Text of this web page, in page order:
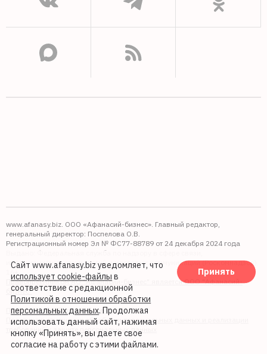
www.afanasy.biz. ООО «Афанасий-бизнес». Главный редактор,
генеральный директор: Поспелова О.В.
Регистрационный номер Эл № ФС77-88789 от 24 декабря 2024 года
Выдано: Федеральная служба по надзору в сфере связи,
информационных технологий и массовых коммуникаций (Роскомнадзор).
Правопреемником АО "Афанасий-бизнес" является ООО "Афанасий-
бизнес"
Политика обработки файлов cookie
Политика в отношении обработки персональных данных и реализации
требований к защите персональных данных
Сайт www.afanasy.biz уведомляет, что
использует cookie-файлы в
соответствие с редакционной
Политикой в отношении обработки
персональных данных. Продолжая
использовать данный сайт, нажимая
кнопку «Принять», вы даете свое
согласие на работу с этими файлами.
Принять